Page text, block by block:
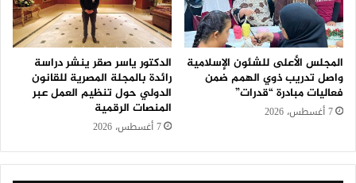
المجلس الأعلى للشئون الإسلامية
واصل تدريب ذوي الهمم ضمن
فعاليات مبادرة “قدرات”
7 أغسطس، 2026
الدكتور ياسر صقر ينشر دراسة
رائدة بالمجلة المصرية للقانون
الدولي حول تنظيم العمل عبر
المنصات الرقمية
7 أغسطس، 2026